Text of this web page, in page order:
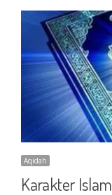
Aqidah
Karakter